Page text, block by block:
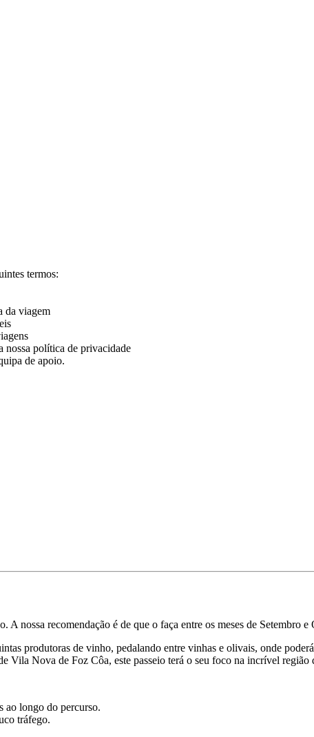
termos:
da viagem
nossa política de privacidade
de apoio.
A nossa recomendação é de que o faça entre os meses de Setembro
produtoras de vinho, pedalando entre vinhas e olivais, onde
Vila Nova de Foz Côa, este passeio terá o seu foco na incrível
ao longo do percurso.
tráfego.